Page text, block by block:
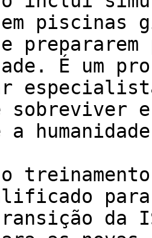
piscinas
prepararem
É um
sobreviver
da